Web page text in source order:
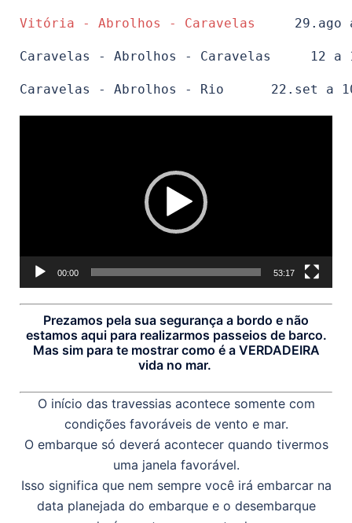
Vitória - Abrolhos - Caravelas
29.ago
Caravelas - Abrolhos - Caravelas     12 a
Caravelas - Abrolhos - Rio      22.set a
00:00 53:17
Prezamos pela sua segurança a bordo e não
estamos aqui para realizarmos passeios de barco.
Mas sim para te mostrar como é a VERDADEIRA
vida no mar.
O início das travessias acontece somente com
condições favoráveis de vento e mar.
O embarque só deverá acontecer quando tivermos
uma janela favorável.
Isso significa que nem sempre você irá embarcar na
data planejada do embarque e o desembarque